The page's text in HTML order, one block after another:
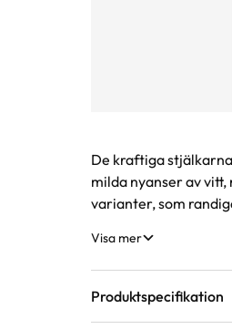
De kraftiga
milda nyanser av
varianter, som
Visa mer
Produktspecifikation